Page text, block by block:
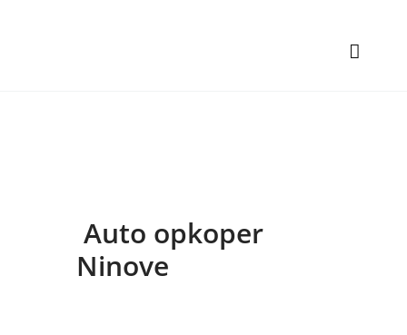
Auto opkoper
Ninove